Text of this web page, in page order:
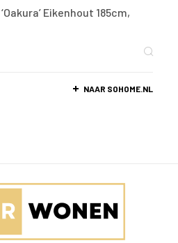
Eikenhout 185cm,
NAAR SOHOME.NL